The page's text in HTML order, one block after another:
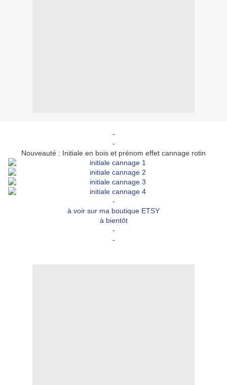
-
-
Nouveauté : Initiale en bois et prénom effet cannage rotin
-
à voir sur ma boutique ETSY
à bientôt
-
-